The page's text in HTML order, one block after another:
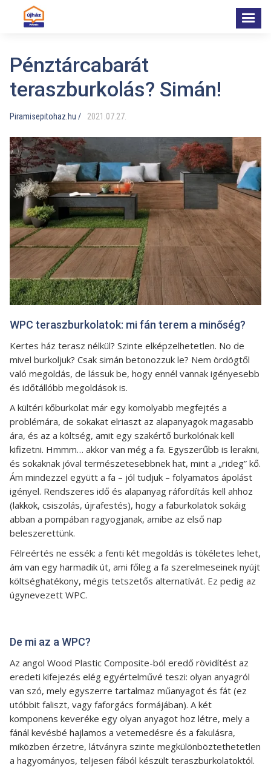
Pénztárcabarát
teraszburkolás? Simán!
Piramisepitohaz.hu / 2021 07 27
WPC teraszburkolatok: mi fán terem a minőség?
Kertes ház terasz nélkül? Szinte elképzelhetetlen. No de
mivel burkoljuk? Csak simán betonozzuk le? Nem ördögtől
való megoldás, de lássuk be, hogy ennél vannak igényesebb
és időtállóbb megoldások is.
A kültéri kőburkolat már egy komolyabb megfejtés a
problémára, de sokakat elriaszt az alapanyagok magasabb
ára, és az a költség, amit egy szakértő burkolónak kell
kifizetni. Hmmm… akkor van még a fa. Egyszerűbb is lerakni,
és sokaknak jóval természetesebbnek hat, mint a „rideg” kő.
Ám mindezzel együtt a fa – jól tudjuk – folyamatos ápolást
igényel. Rendszeres idő és alapanyag ráfordítás kell ahhoz
(lakkok, csiszolás, újrafestés), hogy a faburkolatok sokáig
abban a pompában ragyogjanak, amibe az első nap
beleszerettünk.
Félreértés ne essék: a fenti két megoldás is tökéletes lehet,
ám van egy harmadik út, ami főleg a fa szerelmeseinek nyújt
költséghatékony, mégis tetszetős alternatívát. Ez pedig az
úgynevezett WPC.
De mi az a WPC?
Az angol Wood Plastic Composite-ból eredő rövidítést az
eredeti kifejezés elég egyértelművé teszi: olyan anyagról
van szó, mely egyszerre tartalmaz műanyagot és fát (ez
utóbbit faliszt, vagy faforgács formájában). A két
komponens keveréke egy olyan anyagot hoz létre, mely a
fánál kevésbé hajlamos a vetemedésre és a fakulásra,
miközben érzetre, látványra szinte megkülönböztethetetlen
a hagyományos, teljesen fából készült teraszburkolatoktól.